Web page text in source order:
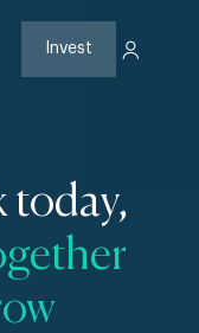
Invest
today,